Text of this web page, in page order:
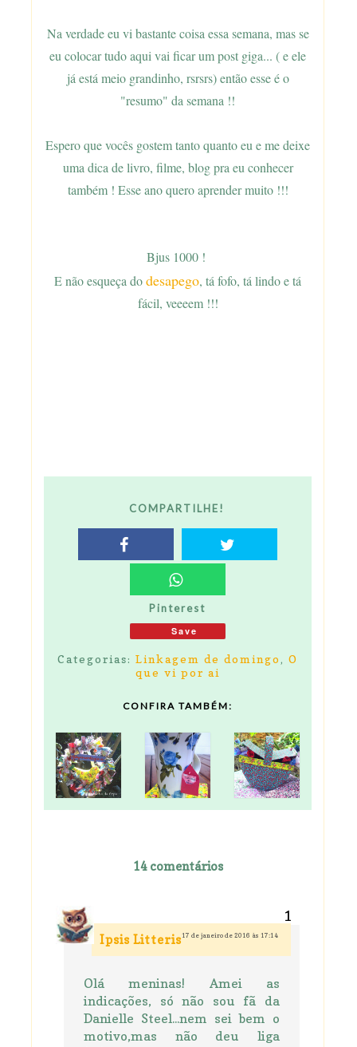
Na verdade eu vi bastante coisa essa semana, mas se
eu colocar tudo aqui vai ficar um post giga... ( e ele
já está meio grandinho, rsrsrs) então esse é o
"resumo" da semana !!
Espero que vocês gostem tanto quanto eu e me deixe
uma dica de livro, filme, blog pra eu conhecer
também ! Esse ano quero aprender muito !!!
Bjus 1000 !
E não esqueça dodesapego, tá fofo, tá lindo e tá
fácil, veeeem !!!
COMPARTILHE!
Pinterest
Save
Categorias: Linkagem de domingo, O
que vi por ai
CONFIRA TAMBÉM:
14 comentários
Ipsis Litteris 17 de janeiro de 2016 às 17:14
Olá meninas! Amei as
indicações, só não sou fã da
Danielle Steel...nem sei bem o
motivo,mas não deu liga